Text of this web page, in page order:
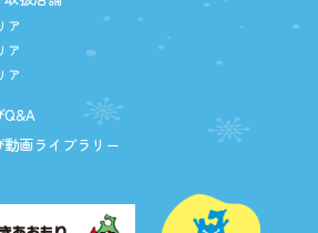
ア
ア
ア
Q&A
動画ライブラリー